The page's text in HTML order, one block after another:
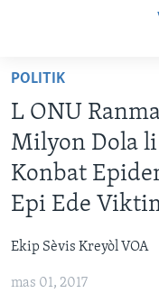
Skip
main
content
Skip
to
main
Skip
LÈZETAZINI
AMERIK LATIN
ENTÈNASYONAL
FLASHPOINT IKRÈN
POLITIK
L ONU
Milyon Dola
Konbat
Epi Ede
Ekip Sèvis Kreyòl VOA
mas 01, 2017